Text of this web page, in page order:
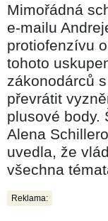
Mimořádná
e-mailu
protiofenzívu
tohoto
zákonodárců
převrátit
plusové body.
Alena
uvedla, že
všechna
Reklama: